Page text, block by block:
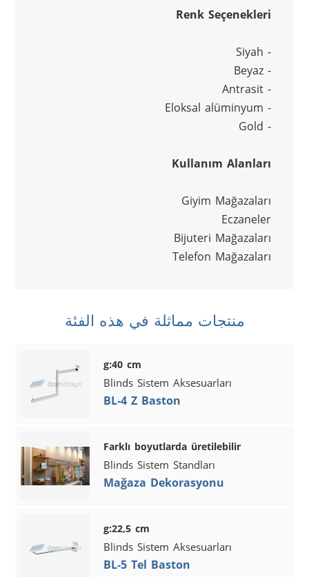
Renk Seçenekleri
- Siyah
- Beyaz
- Antrasit
- Eloksal alüminyum
- Gold
Kullanım Alanları
Giyim Mağazaları
Eczaneler
Bijuteri Mağazaları
Telefon Mağazaları
منتجات مماثلة في هذه الفئة
g:40 cm
Blinds Sistem Aksesuarları
BL-4 Z Baston
Farklı boyutlarda üretilebilir
Blinds Sistem Standları
Mağaza Dekorasyonu
g:22,5 cm
Blinds Sistem Aksesuarları
BL-5 Tel Baston